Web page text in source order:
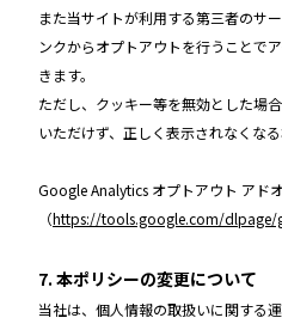
また当サイトが利用する第三者のサ
ンクからオプトアウトを行うことで
きます。
ただし、クッキー等を無効とした場
いただけず、正しく表示されなくな
Google Analytics オプトアウト アド
（https://tools.google.com/dlpage/
7. 本ポリシーの変更について
当社は、個人情報の取扱いに関する